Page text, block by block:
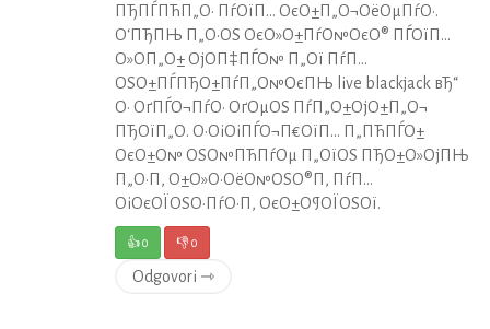
ПЂПЃПЋП„О· ПѓОїП… ОєО±П„О¬ОёОµПѓО·.
О‘ПЂПЊ П„О·ОЅ ОєО»О±ПѓО№ОєО® ПЃОїП…
О»О­П„О± ОјО­П‡ПЃО№ П„Ої ПѓП…
ОЅО±ПЃПЂО±ПѓП„О№ОєПЊ live blackjack вЂ“
О· ОґПЃО¬ПѓО· ОґОµОЅ ПѓП„О±ОјО±П„О¬
ПЂОїП„О­. О•ОіОіПЃО¬П€ОїП… П„ПЋПЃО±
ОєО±О№ ОЅО№ПЋПѓОµ П„ОїОЅ ПЂО±О»ОјПЊ
П„О·П‚ О±О»О·ОёО№ОЅО®П‚ ПѓП…
ОіОєОЇОЅО·ПѓО·П‚ ОєО±О¶ОЇОЅОї.
👍0 👎0
Odgovori ⇾